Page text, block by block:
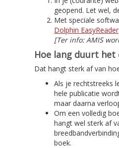
geopend. Let wel,
Met speciale
Dolphin EasyReader
[Ter info: AMIS
Hoe lang duurt
Dat hangt sterk af van
Als je rechtstreeks
hele publicatie
maar daarna
Om een volledig
hangt wel sterk af
boek.